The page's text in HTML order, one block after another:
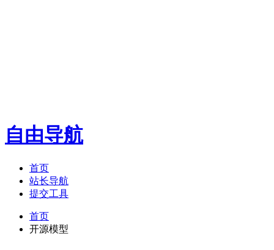
自由导航
首页
站长导航
提交工具
首页
开源模型